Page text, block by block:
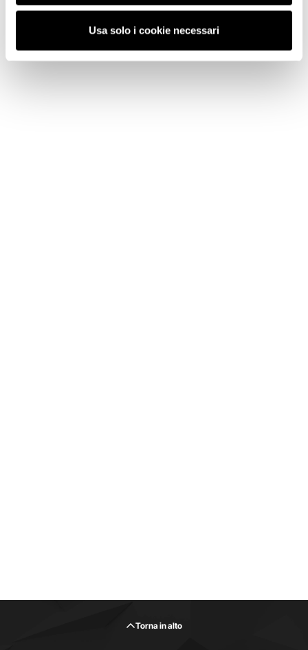
Usa solo i cookie necessari
Torna in alto